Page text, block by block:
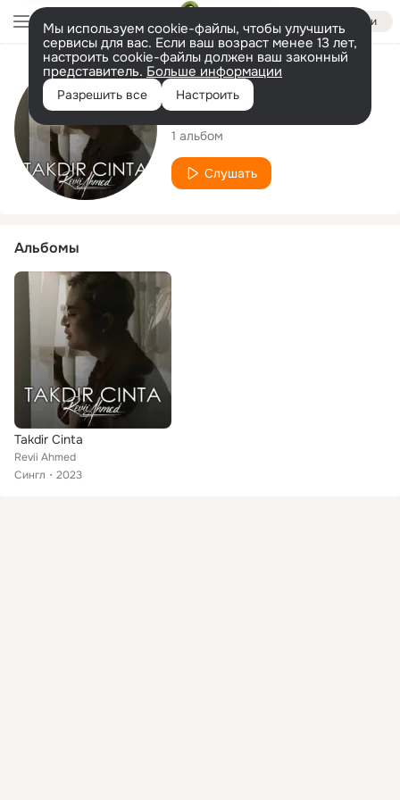
Войти
Мы используем cookie-файлы, чтобы улучшить
сервисы для вас. Если ваш возраст менее 13 лет,
настроить cookie-файлы должен ваш законный
представитель. Больше информации
Разрешить все Настроить
Исполнитель
Revii Ahmed
1 альбом
Слушать
Альбомы
Takdir Cinta
Revii Ahmed
Сингл
2023